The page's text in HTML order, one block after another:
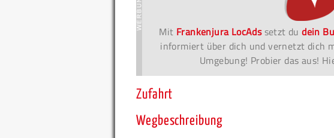
Mit Frankenjura LocAdssetzt dudein
informiert über dich und vernetzt dich
Umgebung! Probier das aus!
Zufahrt
Wegbeschreibung